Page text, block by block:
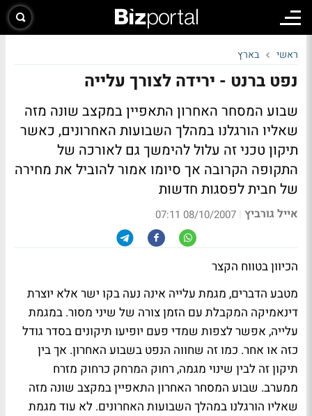
ראשי בארץ
נפט ברנט - ירידה לצורך עלייה
שבוע המסחר האחרון התאפיין במקצב שונה מזה
שאליו הורגלנו במהלך השבועות האחרונים, כאשר
תיקון טכני זה עלול להימשך גם לאורכה של
התקופה הקרובה אך סיומו אמור להוביל את מחירה
של חבית לפסגות חדשות
אייל גורביץ |
08/10/2007 07:11
הכיוון בטווח הקצר
מטבע הדברים, מגמת עלייה אינה נעה בקו ישר אלא יוצרת
דינאמיקה המקבלת עם הזמן צורה של שיני מסור. במגמת
עלייה, אפשר לצפות שמדי פעם יופיעו תיקונים בסדר גודל
כזה או אחר. כמו זה שחווה הנפט בשבוע האחרון. אך בין
תיקון זה לבין שינוי מגמה, רחוק המרחק כרחוק מזרח
ממערב. שבוע המסחר האחרון התאפיין במקצב שונה מזה
שאליו הורגלנו במהלך השבועות האחרונים. לא עוד מגמת